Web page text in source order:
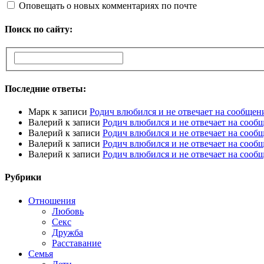
Оповещать о новых комментариях по почте
Поиск по сайту:
Последние ответы:
Марк к записи Родич влюбился и не отвечает на
Валерий к записи Родич влюбился и не отвечает на
Валерий к записи Родич влюбился и не отвечает на
Валерий к записи Родич влюбился и не отвечает на
Валерий к записи Родич влюбился и не отвечает на
Рубрики
Отношения
Любовь
Секс
Дружба
Расставание
Семья